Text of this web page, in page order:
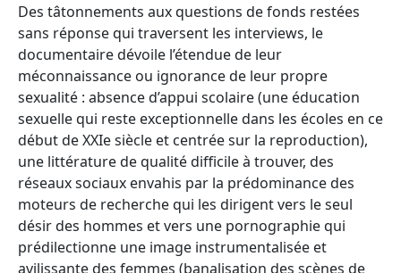
Des tâtonnements aux questions de fonds restées
sans réponse qui traversent les interviews, le
documentaire dévoile l’étendue de leur
méconnaissance ou ignorance de leur propre
sexualité : absence d’appui scolaire (une éducation
sexuelle qui reste exceptionnelle dans les écoles en ce
début de XXIe siècle et centrée sur la reproduction),
une littérature de qualité difficile à trouver, des
réseaux sociaux envahis par la prédominance des
moteurs de recherche qui les dirigent vers le seul
désir des hommes et vers une pornographie qui
prédilectionne une image instrumentalisée et
avilissante des femmes (banalisation des scènes de